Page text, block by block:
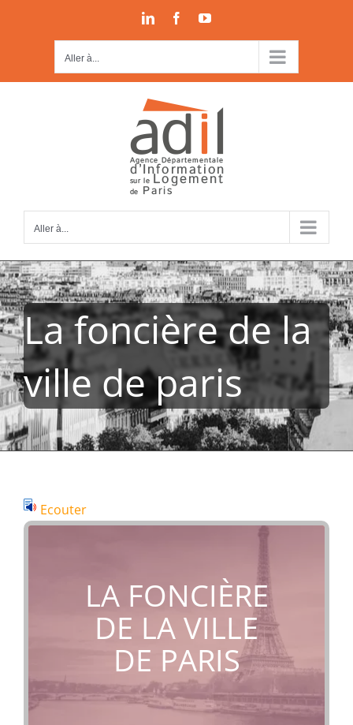
LinkedInFacebookYouTube
Aller à...
Aller à...
La foncière de la
ville de paris
Ecouter
LA FONCIÈRE
DE LA VILLE
DE PARIS